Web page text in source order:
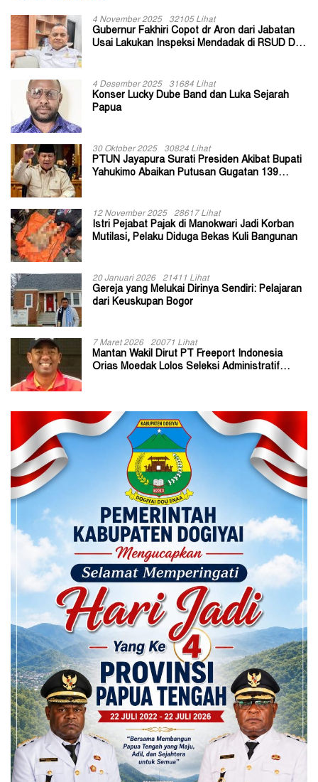
4 November 2025 32105 Lihat
Gubernur Fakhiri Copot dr Aron dari Jabatan
Usai Lakukan Inspeksi Mendadak di RSUD Dok
4 Desember 2025 31684 Lihat
Konser Lucky Dube Band dan Luka Sejarah
Papua
30 Oktober 2025 30824 Lihat
PTUN Jayapura Surati Presiden Akibat Bupati
Yahukimo Abaikan Putusan Gugatan 139
12 November 2025 28617 Lihat
Istri Pejabat Pajak di Manokwari Jadi Korban
Mutilasi, Pelaku Diduga Bekas Kuli Bangunan
20 Januari 2026 21411 Lihat
Gereja yang Melukai Dirinya Sendiri: Pelajaran
dari Keuskupan Bogor
7 Maret 2026 20071 Lihat
Mantan Wakil Dirut PT Freeport Indonesia
Orias Moedak Lolos Seleksi Administratif